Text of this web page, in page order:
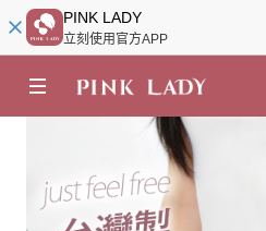
PINK LADY
立刻使用官方APP